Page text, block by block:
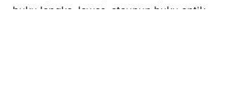
buku langka, lawas, ataupun buku antik.